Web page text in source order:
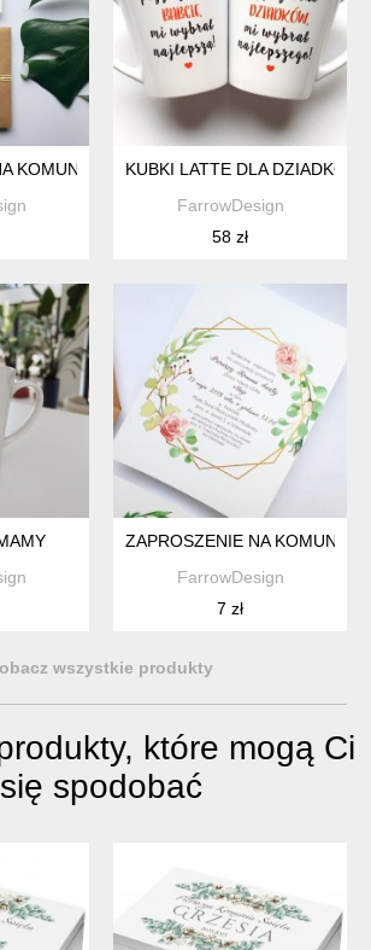
KOMUNIĘ ŚWIĘTĄ FD3KUBKI LATTE DLA DZIADKÓW
FarrowDesign
58 zł
ZAPROSZENIE NA KOMUNIĘ
FarrowDesign
7 zł
wszystkie produkty
które mogą Ci
się spodobać